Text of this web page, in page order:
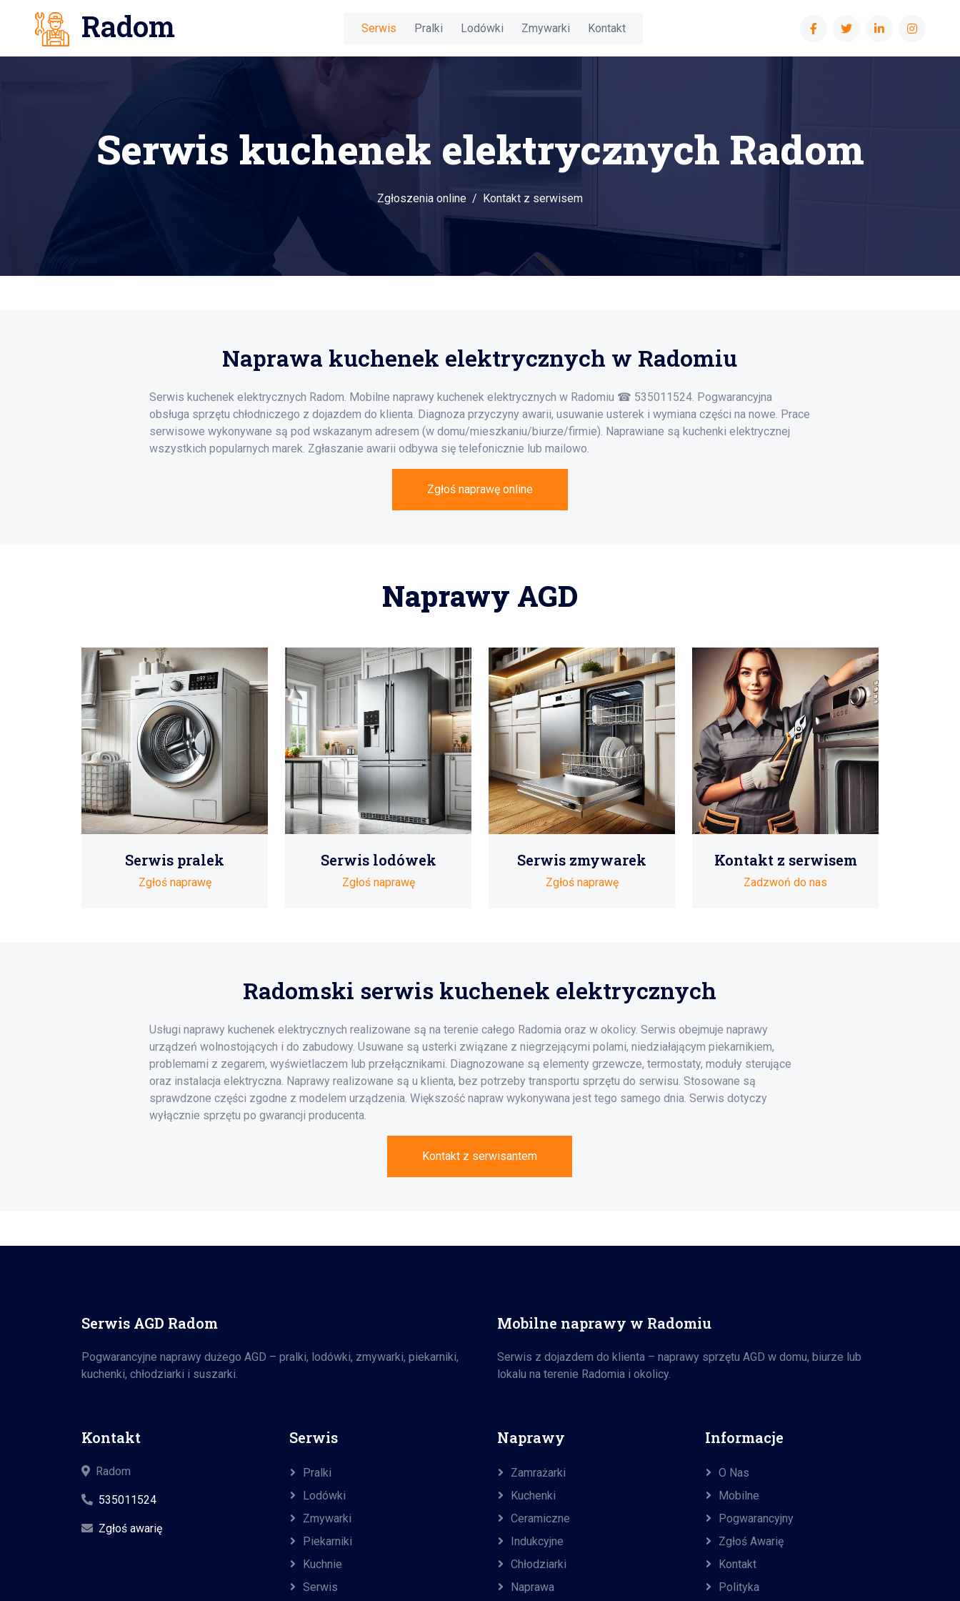
Radom Serwis Pralki Lodówki Zmywarki Kontakt
Serwis kuchenek elektrycznych Radom
Zgłoszenia online Kontakt z serwisem
Naprawa kuchenek elektrycznych w Radomiu
Serwis kuchenek elektrycznych Radom. Mobilne naprawy kuchenek elektrycznych w Radomiu ☎ 535011524. Pogwarancyjna
obsługa sprzętu chłodniczego z dojazdem do klienta. Diagnoza przyczyny awarii, usuwanie usterek i wymiana części na nowe. Prace
serwisowe wykonywane są pod wskazanym adresem (w domu/mieszkaniu/biurze/firmie). Naprawiane są kuchenki elektrycznej
wszystkich popularnych marek. Zgłaszanie awarii odbywa się telefonicznie lub mailowo.
Zgłoś naprawę online
Naprawy AGD
Serwis pralek
Zgłoś naprawę
Serwis lodówek
Zgłoś naprawę
Serwis zmywarek
Zgłoś naprawę
Kontakt z serwisem
Zadzwoń do nas
Radomski serwis kuchenek elektrycznych
Usługi naprawy kuchenek elektrycznych realizowane są na terenie całego Radomia oraz w okolicy. Serwis obejmuje naprawy
urządzeń wolnostojących i do zabudowy. Usuwane są usterki związane z niegrzejącymi polami, niedziałającym piekarnikiem,
problemami z zegarem, wyświetlaczem lub przełącznikami. Diagnozowane są elementy grzewcze, termostaty, moduły sterujące
oraz instalacja elektryczna. Naprawy realizowane są u klienta, bez potrzeby transportu sprzętu do serwisu. Stosowane są
sprawdzone części zgodne z modelem urządzenia. Większość napraw wykonywana jest tego samego dnia. Serwis dotyczy
wyłącznie sprzętu po gwarancji producenta.
Kontakt z serwisantem
Serwis AGD Radom
Pogwarancyjne naprawy dużego AGD – pralki, lodówki, zmywarki, piekarniki,
kuchenki, chłodziarki i suszarki.
Mobilne naprawy w Radomiu
Serwis z dojazdem do klienta – naprawy sprzętu AGD w domu, biurze lub
lokalu na terenie Radomia i okolicy.
Kontakt
Radom
535011524
Zgłoś awarię
Serwis
Pralki
Lodówki
Zmywarki
Piekarniki
Kuchnie
Serwis
Naprawy
Zamrażarki
Kuchenki
Ceramiczne
Indukcyjne
Chłodziarki
Naprawa
Informacje
O Nas
Mobilne
Pogwarancyjny
Zgłoś Awarię
Kontakt
Polityka